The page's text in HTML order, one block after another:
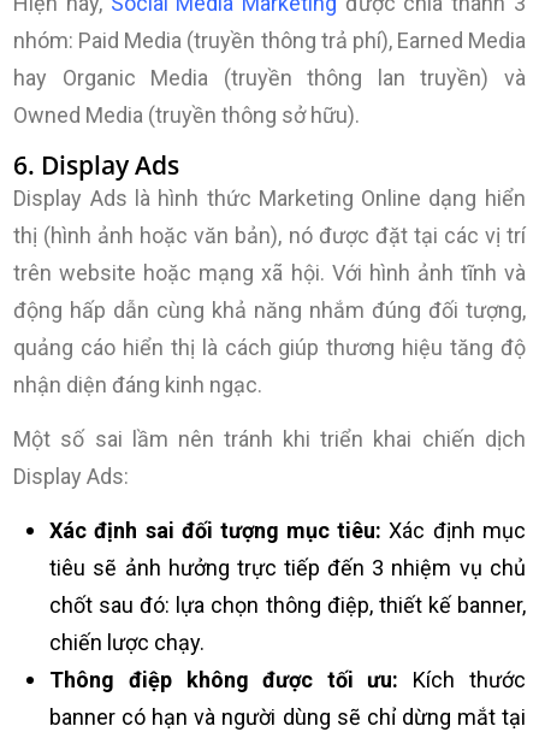
nhóm: Paid Media (truyền thông trả phí), Earned Media
hay Organic Media (truyền thông lan truyền) và
Owned Media (truyền thông sở hữu).
6. Display Ads
Display Ads là hình thức Marketing Online dạng hiển
thị (hình ảnh hoặc văn bản), nó được đặt tại các vị trí
trên website hoặc mạng xã hội. Với hình ảnh tĩnh và
động hấp dẫn cùng khả năng nhắm đúng đối tượng,
quảng cáo hiển thị là cách giúp thương hiệu tăng độ
nhận diện đáng kinh ngạc.
Một số sai lầm nên tránh khi triển khai chiến dịch
Display Ads:
Xác định sai đối tượng mục tiêu:Xác định mục
tiêu sẽ ảnh hưởng trực tiếp đến 3 nhiệm vụ chủ
chốt sau đó: lựa chọn thông điệp, thiết kế banner,
chiến lược chạy.
Thông điệp không được tối ưu: Kích thước
banner có hạn và người dùng sẽ chỉ dừng mắt tại